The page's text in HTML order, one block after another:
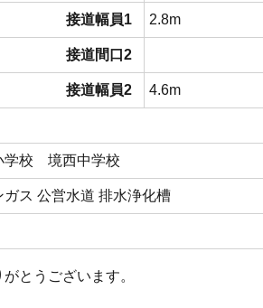
接道幅員1 2.8m
接道間口2
接道幅員2 4.6m
学校 境西中学校
ガス 公営水道 排水浄化槽
とうございます。